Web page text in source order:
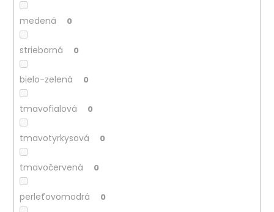
medená 0
strieborná 0
bielo-zelená 0
tmavofialová 0
tmavotyrkysová 0
tmavočervená 0
perleťovomodrá 0